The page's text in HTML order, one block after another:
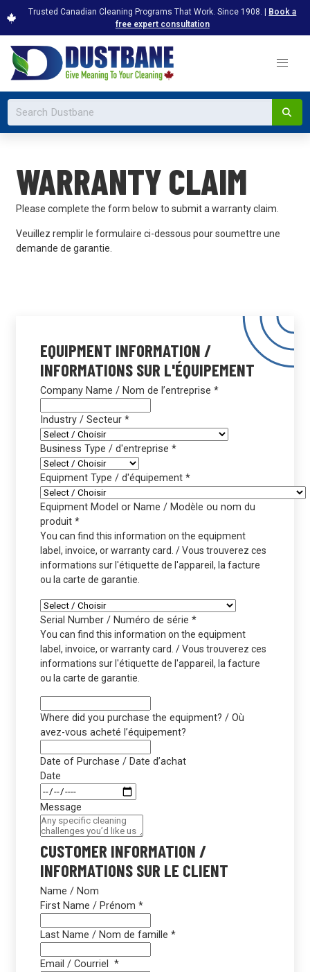
Trusted Canadian Cleaning Programs That Work. Since 1908. | Book a
free expert consultation
WARRANTY CLAIM
Please complete the form below to submit a warranty claim.
Veuillez remplir le formulaire ci-dessous pour soumettre une
demande de garantie.
EQUIPMENT INFORMATION /
INFORMATIONS SUR L'ÉQUIPEMENT
Company Name / Nom de l’entreprise *
Industry / Secteur *
Business Type / d'entreprise *
Equipment Type / d'équipement *
Equipment Model or Name / Modèle ou nom du
produit *
You can find this information on the equipment
label, invoice, or warranty card. / Vous trouverez ces
informations sur l'étiquette de l'appareil, la facture
ou la carte de garantie.
Serial Number / Numéro de série *
You can find this information on the equipment
label, invoice, or warranty card. / Vous trouverez ces
informations sur l'étiquette de l'appareil, la facture
ou la carte de garantie.
Where did you purchase the equipment? / Où
avez-vous acheté l’équipement?
Date of Purchase / Date d’achat
Date
Message
CUSTOMER INFORMATION /
INFORMATIONS SUR LE CLIENT
Name / Nom
First Name / Prénom *
Last Name / Nom de famille *
Email / Courriel *